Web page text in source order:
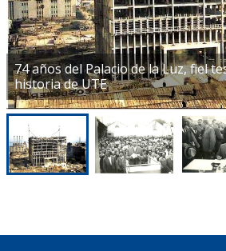
74 años del Palacio de la Luz, fiel
historia de UTE